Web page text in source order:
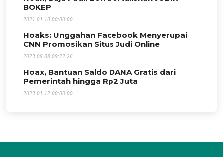
BOKEP
2021-01-10 00:00:00
Hoaks: Unggahan Facebook Menyerupai
CNN Promosikan Situs Judi Online
2023-09-08 09:22:26
Hoax, Bantuan Saldo DANA Gratis dari
Pemerintah hingga Rp2 Juta
2023-01-12 00:00:00